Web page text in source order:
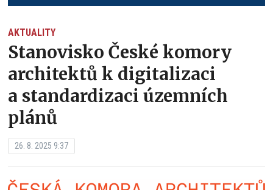
AKTUALITY
Stanovisko České komory
architektů k digitalizaci
a standardizaci územních
plánů
26. 8. 2025 9:37